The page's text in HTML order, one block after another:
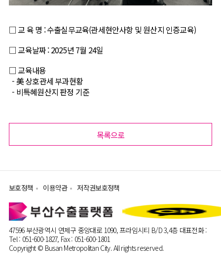
□ 교 육 명 : 수출실무교육(관세현안사항 및 원산지 인증교육)
□ 교육날짜 : 2025년 7월 24일
□ 교육내용
- 美 상호관세 부과현황
- 비특혜원산지 판정 기준
목록으로
보호정책 이용약관 저작권보호정책
47596 부산광역시 연제구 중앙대로 1090, 프라임시티 B/D 3,4층 대표전화 :
Tel : 051-600-1827, Fax : 051-600-1801
Copyright © Busan Metropolitan City. All rights reserved.
My비즈니스